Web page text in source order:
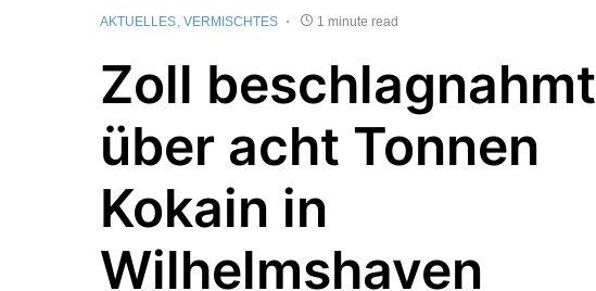
AKTUELLES VERMISCHTES 1 minute read
Zoll beschlagnahmt
über acht Tonnen
Kokain in
Wilhelmshaven